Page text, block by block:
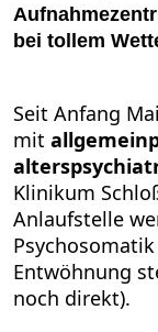
bei tollem
Seit Anfang
mit
Klinikum
Anlaufstelle
Entwöhnung
noch direkt).